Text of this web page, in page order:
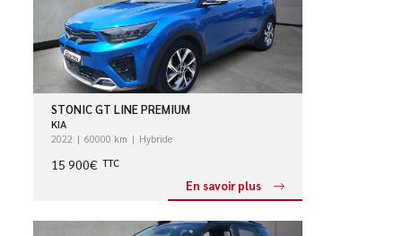
STONIC GT LINE PREMIUM
KIA
2022 60000 km Hybride
15 900€ TTC
En savoir plus